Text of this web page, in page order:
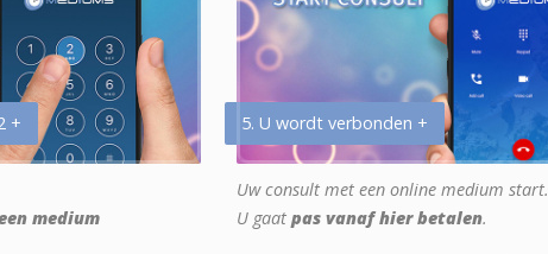
+
medium
5. U wordt verbonden +
Uw consult met een online medium start.
U gaat pas vanaf hier betalen.